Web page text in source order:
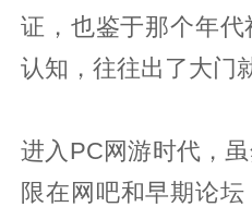
证，也鉴于那个年
认知，往往出了大门
进入PC网游时代，
限在网吧和早期论坛